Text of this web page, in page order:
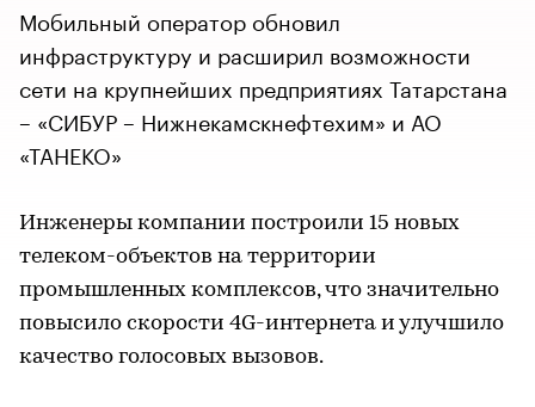
Мобильный оператор обновил
инфраструктуру и расширил возможности
сети на крупнейших предприятиях Татарстана
– «СИБУР – Нижнекамскнефтехим» и АО
«ТАНЕКО»
Инженеры компании построили 15 новых
телеком-объектов на территории
промышленных комплексов, что значительно
повысило скорости 4G-интернета и улучшило
качество голосовых вызовов.